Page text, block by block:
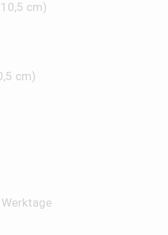
cm)